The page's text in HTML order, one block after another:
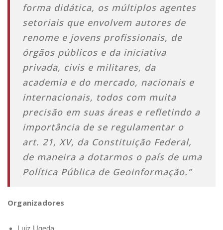
forma didática, os múltiplos agentes
setoriais que envolvem autores de
renome e jovens profissionais, de
órgãos públicos e da iniciativa
privada, civis e militares, da
academia e do mercado, nacionais e
internacionais, todos com muita
precisão em suas áreas e refletindo a
importância de se regulamentar o
art. 21, XV, da Constituição Federal,
de maneira a dotarmos o país de uma
Política Pública de Geoinformação.”
Organizadores
Luiz Ugeda